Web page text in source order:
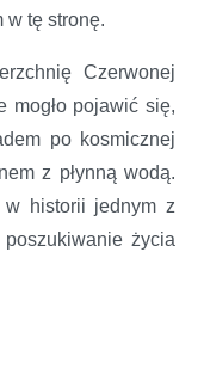
w tę stronę.
Czerwonej
mogło pojawić się,
po kosmicznej
z płynną wodą.
w historii jednym z
życia